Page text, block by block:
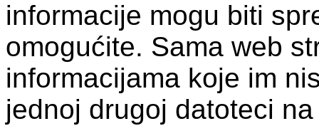
informacije mogu biti
omogućite. Sama web
informacijama koje im
jednoj drugoj datoteci